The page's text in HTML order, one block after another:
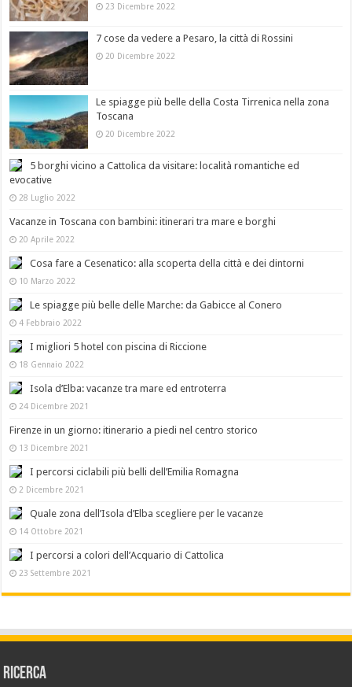
23 Dicembre 2022
7 cose da vedere a Pesaro, la città di Rossini
20 Dicembre 2022
Le spiagge più belle della Costa Tirrenica nella zona
Toscana
20 Dicembre 2022
5 borghi vicino a Cattolica da visitare: località romantiche ed
evocative
28 Luglio 2022
Vacanze in Toscana con bambini: itinerari tra mare e borghi
20 Aprile 2022
Cosa fare a Cesenatico: alla scoperta della città e dei dintorni
10 Marzo 2022
Le spiagge più belle delle Marche: da Gabicce al Conero
4 Febbraio 2022
I migliori 5 hotel con piscina di Riccione
18 Gennaio 2022
Isola d’Elba: vacanze tra mare ed entroterra
24 Dicembre 2021
Firenze in un giorno: itinerario a piedi nel centro storico
13 Dicembre 2021
I percorsi ciclabili più belli dell’Emilia Romagna
2 Dicembre 2021
Quale zona dell’Isola d’Elba scegliere per le vacanze
14 Ottobre 2021
I percorsi a colori dell’Acquario di Cattolica
23 Settembre 2021
Ricerca